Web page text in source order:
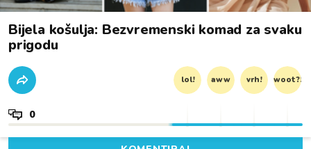
Bijela košulja: Bezvremenski komad za svaku
prigodu
lol! aww vrh! woot?!
0